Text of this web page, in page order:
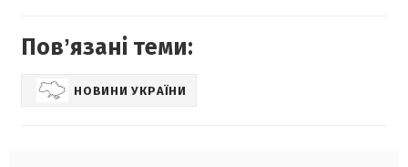
Повʼязані теми:
НОВИНИ УКРАЇНИ